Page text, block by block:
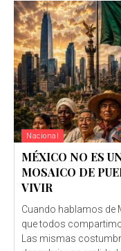
Nacional
MÉXICO NO ES
MOSAICO DE
VIVIR
Cuando hablamos de México… Muchas
que todos compartimos la
Las mismas costumbres. Pero basta recorrer el